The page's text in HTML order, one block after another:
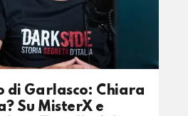
di Garlasco: Chiara
Su MisterX e